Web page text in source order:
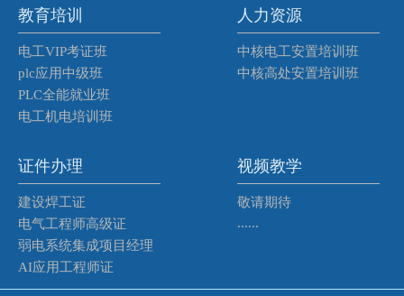
教育培训
电工VIP考证班
plc应用中级班
PLC全能就业班
电工机电培训班
人力资源
中核电工安置培训班
中核高处安置培训班
证件办理
建设焊工证
电气工程师高级证
弱电系统集成项目经理
AI应用工程师证
视频教学
敬请期待
......